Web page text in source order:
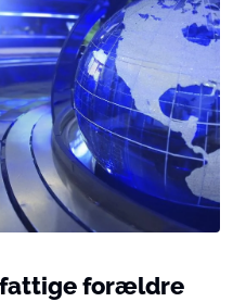
forældre